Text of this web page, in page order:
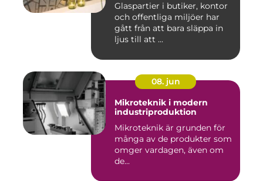
Glaspartier i butiker, kontor
och offentliga miljöer har
gått från att bara släppa in
ljus till att ...
08. jun
Mikroteknik i modern
industriproduktion
Mikroteknik är grunden för
många av de produkter som
omger vardagen, även om
de...